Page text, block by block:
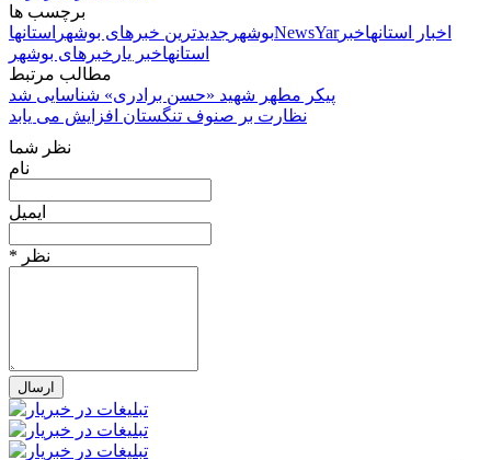
برچسب ها
بوشهر جدیدترین خبرهای بوشهر استانها NewsYar اخبار استانهاخبر
استانهاخبر یار خبرهای بوشهر
مطالب مرتبط
پیکر مطهر شهید «حسن برادری» شناسایی شد
نظارت بر صنوف تنگستان افزایش می یابد
نظر شما
نام
ایمیل
* نظر